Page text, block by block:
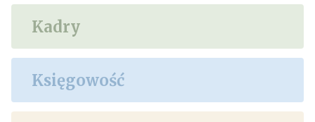
Kadry
Księgowość